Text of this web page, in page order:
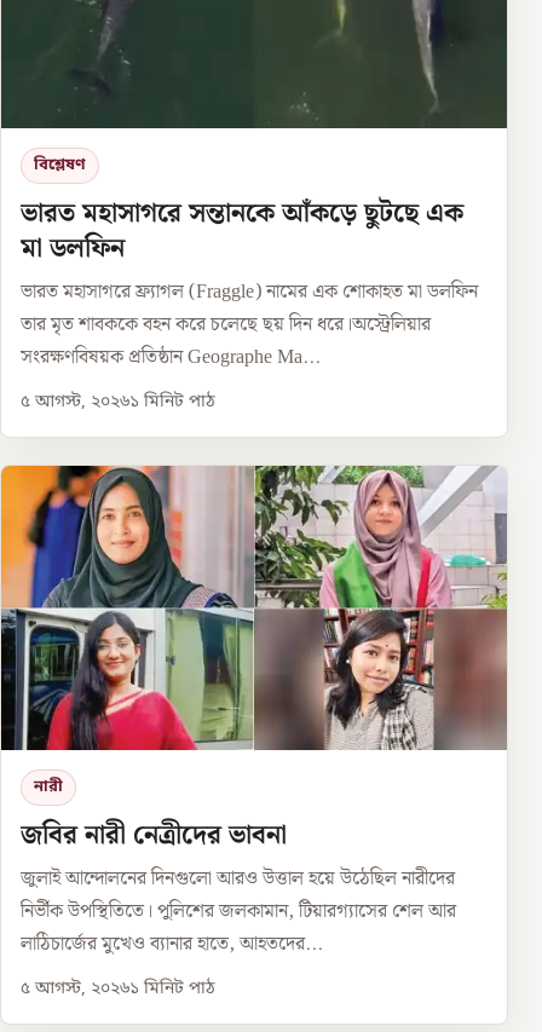
বিশ্লেষণ
ভারত মহাসাগরে সন্তানকে আঁকড়ে ছুটছে এক
মা ডলফিন
ভারত মহাসাগরে ফ্র্যাগল (Fraggle) নামের এক শোকাহত মা ডলফিন
তার মৃত শাবককে বহন করে চলেছে ছয় দিন ধরে।অস্ট্রেলিয়ার
সংরক্ষণবিষয়ক প্রতিষ্ঠান Geographe Ma...
৫ আগস্ট, ২০২৬১ মিনিট পাঠ
নারী
জবির নারী নেত্রীদের ভাবনা
জুলাই আন্দোলনের দিনগুলো আরও উত্তাল হয়ে উঠেছিল নারীদের
নির্ভীক উপস্থিতিতে। পুলিশের জলকামান, টিয়ারগ্যাসের শেল আর
লাঠিচার্জের মুখেও ব্যানার হাতে, আহতদের...
৫ আগস্ট, ২০২৬১ মিনিট পাঠ